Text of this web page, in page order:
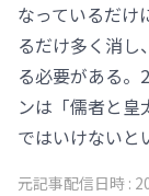
なっているだけ
るだけ多く消し
る必要がある。
ンは「儒者と皇
ではいけないと
元記事配信日時 :